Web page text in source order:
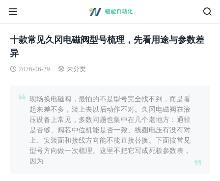
十款常见久冈电磁阀型号梳理，先看用途与参数差
异
2026-06-29 未分类
现场换电磁阀，最怕的不是型号完全找不到，而是看
起来差不多，装上去以后动作不对。久冈电磁阀在液
压设备上常见，多数问题也集中在几个老地方：通径
是否够、阀芯中位机能是否一致、线圈电压有没有对
上、安装面和接线方向能不能直接替换。下面按常见
型号方向做一次梳理。这里不把它写成死板参数表，
因为